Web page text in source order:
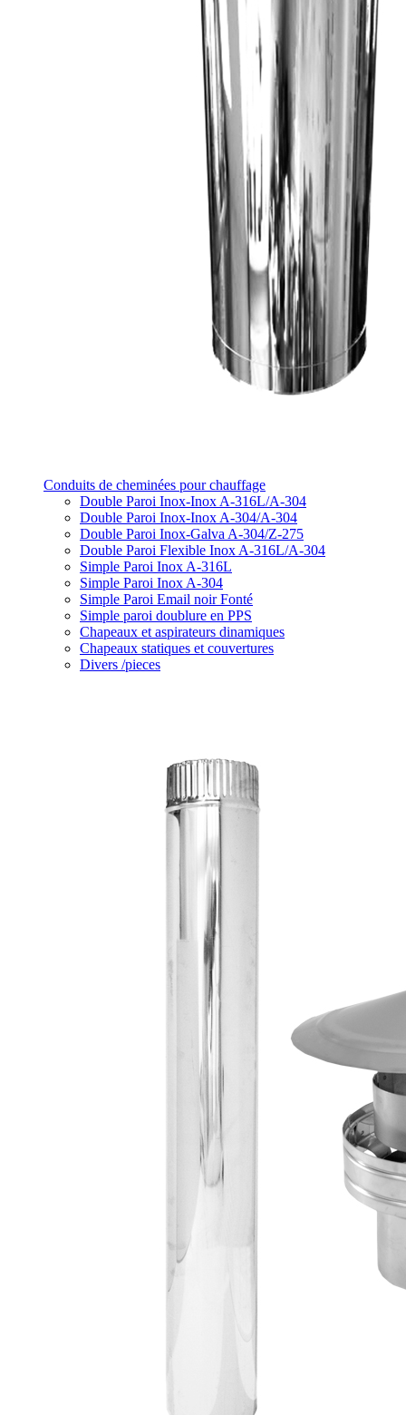
Conduits de cheminées pour chauffage
Double Paroi Inox-Inox A-316L/A-304
Double Paroi Inox-Inox A-304/A-304
Double Paroi Inox-Galva A-304/Z-275
Double Paroi Flexible Inox A-316L/A-304
Simple Paroi Inox A-316L
Simple Paroi Inox A-304
Simple Paroi Email noir Fonté
Simple paroi doublure en PPS
Chapeaux et aspirateurs dinamiques
Chapeaux statiques et couvertures
Divers /pieces